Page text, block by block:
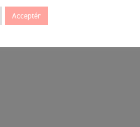
Acceptér